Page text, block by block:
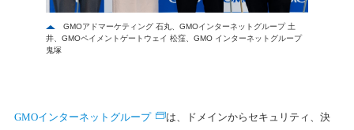
GMOアドマーケティング 石丸、GMOインターネットグループ 土
井、GMOペイメントゲートウェイ 松窪、GMO インターネットグループ
鬼塚
GMOインターネットグループ
は、ドメインからセキュリティ、決